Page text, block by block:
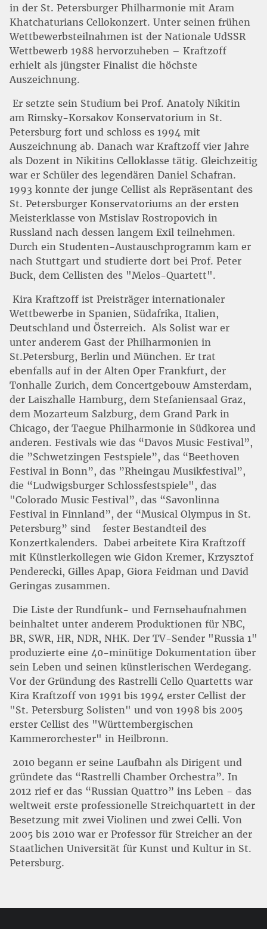
in der St. Petersburger Philharmonie mit Aram
Khatchaturians Cellokonzert. Unter seinen frühen
Wettbewerbsteilnahmen ist der Nationale UdSSR
Wettbewerb 1988 hervorzuheben – Kraftzoff
erhielt als jüngster Finalist die höchste
Auszeichnung.
Er setzte sein Studium bei Prof. Anatoly Nikitin
am Rimsky-Korsakov Konservatorium in St.
Petersburg fort und schloss es 1994 mit
Auszeichnung ab. Danach war Kraftzoff vier Jahre
als Dozent in Nikitins Celloklasse tätig. Gleichzeitig
war er Schüler des legendären Daniel Schafran.
1993 konnte der junge Cellist als Repräsentant des
St. Petersburger Konservatoriums an der ersten
Meisterklasse von Mstislav Rostropovich in
Russland nach dessen langem Exil teilnehmen.
Durch ein Studenten-Austauschprogramm kam er
nach Stuttgart und studierte dort bei Prof. Peter
Buck, dem Cellisten des "Melos-Quartett".
Kira Kraftzoff ist Preisträger internationaler
Wettbewerbe in Spanien, Südafrika, Italien,
Deutschland und Österreich. Als Solist war er
unter anderem Gast der Philharmonien in
St.Petersburg, Berlin und München. Er trat
ebenfalls auf in der Alten Oper Frankfurt, der
Tonhalle Zurich, dem Concertgebouw Amsterdam,
der Laiszhalle Hamburg, dem Stefaniensaal Graz,
dem Mozarteum Salzburg, dem Grand Park in
Chicago, der Taegue Philharmonie in Südkorea und
anderen. Festivals wie das “Davos Music Festival”,
die ”Schwetzingen Festspiele”, das “Beethoven
Festival in Bonn”, das ”Rheingau Musikfestival”,
die “Ludwigsburger Schlossfestspiele", das
"Colorado Music Festival”, das “Savonlinna
Festival in Finnland”, der “Musical Olympus in St.
Petersburg” sind
fester Bestandteil des
Konzertkalenders. Dabei arbeitete Kira Kraftzoff
mit Künstlerkollegen wie Gidon Kremer, Krzysztof
Penderecki, Gilles Apap, Giora Feidman und David
Geringas zusammen.
Die Liste der Rundfunk- und Fernsehaufnahmen
beinhaltet unter anderem Produktionen für NBC,
BR, SWR, HR, NDR, NHK. Der TV-Sender "Russia 1"
produzierte eine 40-minütige Dokumentation über
sein Leben und seinen künstlerischen Werdegang.
Vor der Gründung des Rastrelli Cello Quartetts war
Kira Kraftzoff von 1991 bis 1994 erster Cellist der
"St. Petersburg Solisten" und von 1998 bis 2005
erster Cellist des "Württembergischen
Kammerorchester" in Heilbronn.
2010 begann er seine Laufbahn als Dirigent und
gründete das “Rastrelli Chamber Orchestra”. In
2012 rief er das “Russian Quattro” ins Leben - das
weltweit erste professionelle Streichquartett in der
Besetzung mit zwei Violinen und zwei Celli. Von
2005 bis 2010 war er Professor für Streicher an der
Staatlichen Universität für Kunst und Kultur in St.
Petersburg.